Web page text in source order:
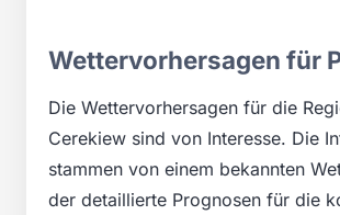
Wettervorhersagen für
Die Wettervorhersagen für die
Cerekiew sind von Interesse. Die
stammen von einem bekannten
der detaillierte Prognosen für die